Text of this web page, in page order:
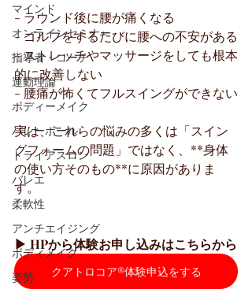
マインド
オンラインセミナー
指導者・コーチ
運動理論
ボディーメイク
バレーボール
トライアスロン
バレエ
柔軟性
アンチエイジング
ボディメイク
姿勢
- ラウンド後に腰が痛くなる
- ゴルフをするたびに腰への不安がある
- ストレッチやマッサージをしても根本
的に改善しない
- 腰痛が怖くてフルスイングができない
実は、これらの悩みの多くは「スイン
グフォームの問題」ではなく、**身体
の使い方そのもの**に原因がありま
す。
▶ HPから体験お申し込みはこちらから
クアトロコア®体験申込をする